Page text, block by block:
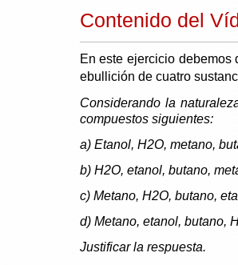
Contenido del
En este ejercicio
ebullición de cuatro
Considerando la
compuestos siguientes:
a) Etanol, H2O, metano,
b) H2O, etanol, butano,
c) Metano, H2O, butano,
d) Metano, etanol, butano,
Justificar la respuesta.